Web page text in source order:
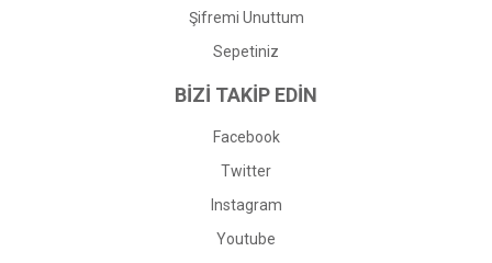
Şifremi Unuttum
Sepetiniz
BİZİ TAKİP EDİN
Facebook
Twitter
Instagram
Youtube